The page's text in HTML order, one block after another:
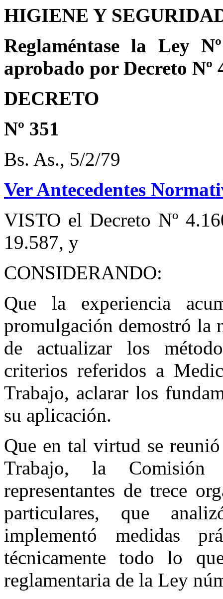
HIGIENE Y
Reglaméntase la Ley
aprobado por Decreto Nº
DECRETO
Nº 351
Bs. As., 5/2/79
Ver Antecedentes
VISTO el Decreto Nº
19.587, y
CONSIDERANDO:
Que la experiencia
promulgación demostró la
de actualizar los
criterios referidos a
Trabajo, aclarar los
su aplicación.
Que en tal virtud se
Trabajo, la
representantes de trece
particulares, que
implementó medidas
técnicamente todo lo
reglamentaria de la Ley